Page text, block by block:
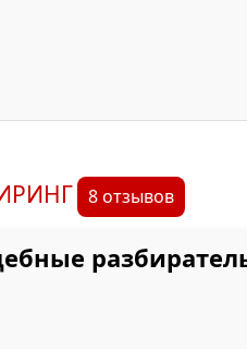
8 отзывов